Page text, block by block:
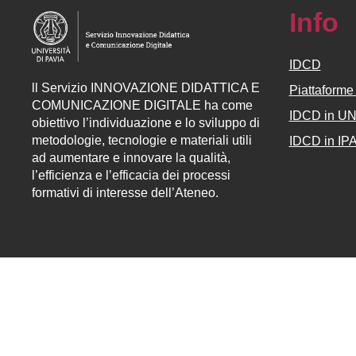
Servizio INNOVAZIONE DIDATTICA E
COMUNICAZIONE DIGITALE ha come
obiettivo l’individuazione e lo sviluppo di
metodologie, tecnologie e materiali utili
ad aumentare e innovare la qualità,
l’efficienza e l’efficacia dei processi
formativi di interesse dell’Ateneo.
Info
IDCD
IDCD in
IDCD in IPA